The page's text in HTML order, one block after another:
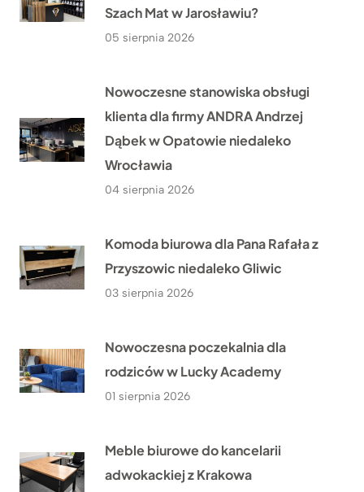
Szach Mat w Jarosławiu?
05 sierpnia 2026
Nowoczesne stanowiska obsługi
klienta dla firmy ANDRA Andrzej
Dąbek w Opatowie niedaleko
Wrocławia
04 sierpnia 2026
Komoda biurowa dla Pana Rafała z
Przyszowic niedaleko Gliwic
03 sierpnia 2026
Nowoczesna poczekalnia dla
rodziców w Lucky Academy
01 sierpnia 2026
Meble biurowe do kancelarii
adwokackiej z Krakowa